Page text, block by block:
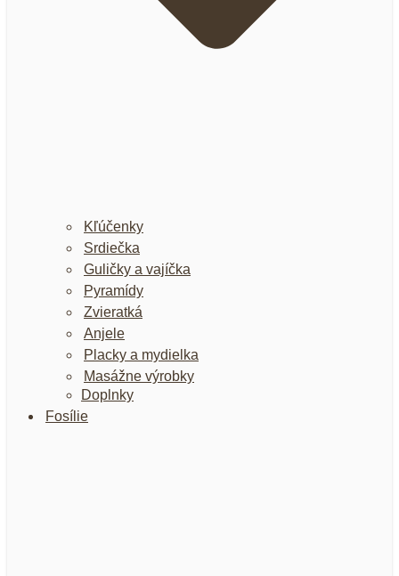
Kľúčenky
Srdiečka
Guličky a vajíčka
Pyramídy
Zvieratká
Anjele
Placky a mydielka
Masážne výrobky
Doplnky
Fosílie